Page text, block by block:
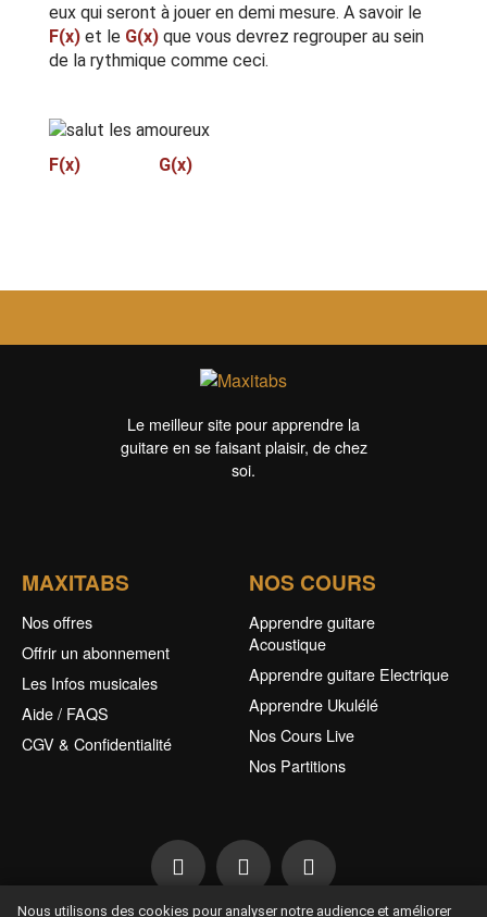
eux qui seront à jouer en demi mesure. A savoir le
F(x) et le G(x) que vous devrez regrouper au sein
de la rythmique comme ceci.
F(x) G(x)
Le meilleur site pour apprendre la
guitare en se faisant plaisir, de chez
soi.
MAXITABS
Nos offres
Offrir un abonnement
Les Infos musicales
Aide / FAQS
CGV & Confidentialité
NOS COURS
Apprendre guitare
Acoustique
Apprendre guitare Electrique
Apprendre Ukulélé
Nos Cours Live
Nos Partitions
Nous utilisons des cookies pour analyser notre audience et améliorer